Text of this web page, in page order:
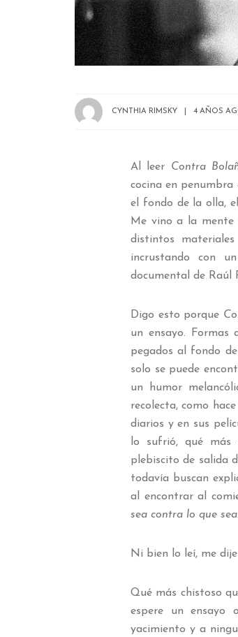
CYNTHIA RIMSKY 4 AÑOS
Al leer Contra
cocina en penumbra
el fondo de la olla,
Me vino a la mente
distintos
incrustando con
documental de Raúl
Digo esto porque
un ensayo. Formas
pegados al fondo
solo se puede
un humor
recolecta, como
diarios y en sus
lo sufrió, qué más
plebiscito de salida
todavía buscan
al encontrar al
sea contra lo que
Ni bien lo leí, me
Qué más chistoso
espere un ensayo
yacimiento y a